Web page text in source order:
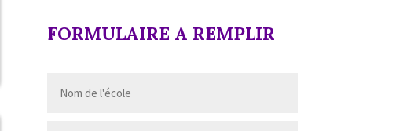
FORMULAIRE A REMPLIR